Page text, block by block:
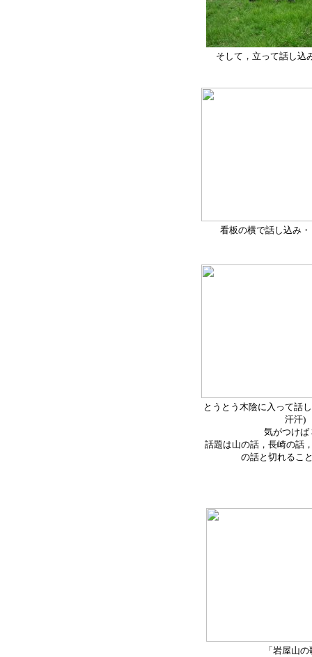
そして，立って話し込
看板の横で話し込み
とうとう木陰に入って話
汗汗)
気がつけば
話題は山の話，長崎の話
の話と切れるこ
「岩屋山